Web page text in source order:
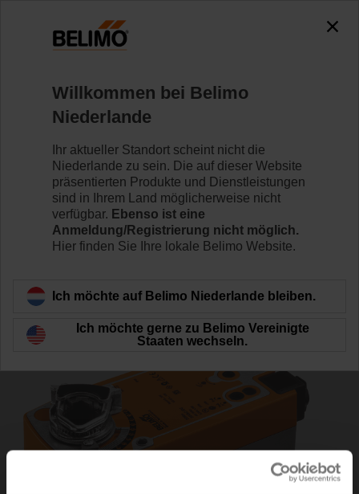
NF24A-MOD
Mehr erfahren
Zurück zur Produktkategorie
Willkommen bei Belimo
Niederlande
Ihr aktueller Standort scheint nicht die
Niederlande zu sein. Die auf dieser Website
präsentierten Produkte und Dienstleistungen
sind in Ihrem Land möglicherweise nicht
verfügbar. Ebenso ist eine
Anmeldung/Registrierung nicht möglich.
Hier finden Sie Ihre lokale Belimo Website.
Ich möchte auf Belimo Niederlande bleiben.
Ich möchte gerne zu Belimo Vereinigte
Staaten wechseln.